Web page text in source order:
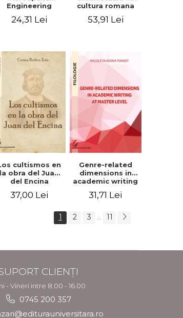
Engineering
24,31 Lei
cultura romana
53,91 Lei
cultismos en
la obra del Juan
del Encina
37,00 Lei
Genre-related
dimensions in
academic writing
Nicoleta-Adina
31,71 Lei
1 2 3 11
CLIENȚI
- Vineri intre 8.00 - 16.00
0745 200 357